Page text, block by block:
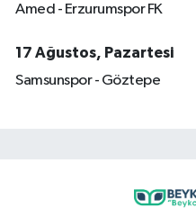
Amed - Erzurumspor FK
17 Ağustos, Pazartesi
Samsunspor - Göztepe